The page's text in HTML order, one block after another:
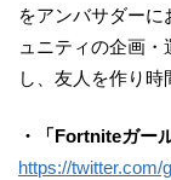
をアンバサダーに
ュニティの企画
し、友人を作り時
・「Fortniteガー
https://twitter.com/